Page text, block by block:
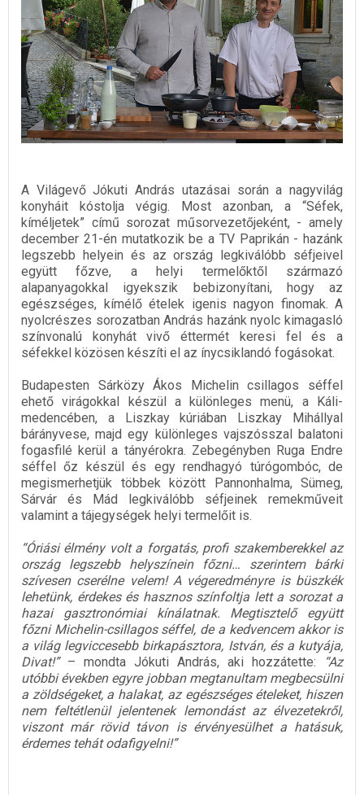
A Világevő Jókuti András utazásai során a nagyvilág
konyháit kóstolja végig. Most azonban, a “Séfek,
kíméljetek” című sorozat műsorvezetőjeként, - amely
december 21-én mutatkozik be a TV Paprikán - hazánk
legszebb helyein és az ország legkiválóbb séfjeivel
együtt főzve, a helyi termelőktől származó
alapanyagokkal igyekszik bebizonyítani, hogy az
egészséges, kímélő ételek igenis nagyon finomak. A
nyolcrészes sorozatban András hazánk nyolc kimagasló
színvonalú konyhát vivő éttermét keresi fel és a
séfekkel közösen készíti el az ínycsiklandó fogásokat.
Budapesten Sárközy Ákos Michelin csillagos séffel
ehető virágokkal készül a különleges menü, a Káli-
medencében, a Liszkay kúriában Liszkay Mihállyal
bárányvese, majd egy különleges vajszósszal balatoni
fogasfilé kerül a tányérokra. Zebegényben Ruga Endre
séffel őz készül és egy rendhagyó túrógombóc, de
megismerhetjük többek között Pannonhalma, Sümeg,
Sárvár és Mád legkiválóbb séfjeinek remekműveit
valamint a tájegységek helyi termelőit is.
“Óriási élmény volt a forgatás, profi szakemberekkel az
ország legszebb helyszínein főzni… szerintem bárki
szívesen cserélne velem! A végeredményre is büszkék
lehetünk, érdekes és hasznos színfoltja lett a sorozat a
hazai gasztronómiai kínálatnak. Megtisztelő együtt
főzni Michelin-csillagos séffel, de a kedvencem akkor is
a világ legviccesebb birkapásztora, István, és a kutyája,
Divat!”– mondta Jókuti András, aki hozzátette:
“Az
utóbbi években egyre jobban megtanultam megbecsülni
a zöldségeket, a halakat, az egészséges ételeket, hiszen
nem feltétlenül jelentenek lemondást az élvezetekről,
viszont már rövid távon is érvényesülhet a hatásuk,
érdemes tehát odafigyelni!”